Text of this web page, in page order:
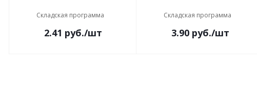
Складская программа
2.41 руб./шт
Складская программа
3.90 руб./шт